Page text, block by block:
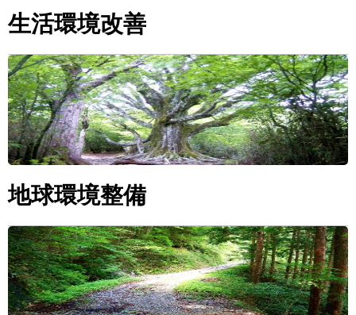
生活環境改善
地球環境整備